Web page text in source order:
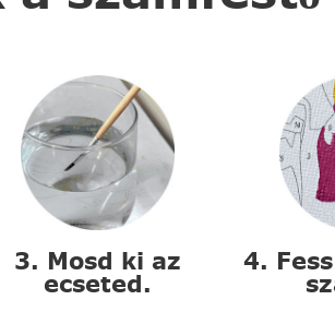
3. Mosd ki az
ecseted.
4.